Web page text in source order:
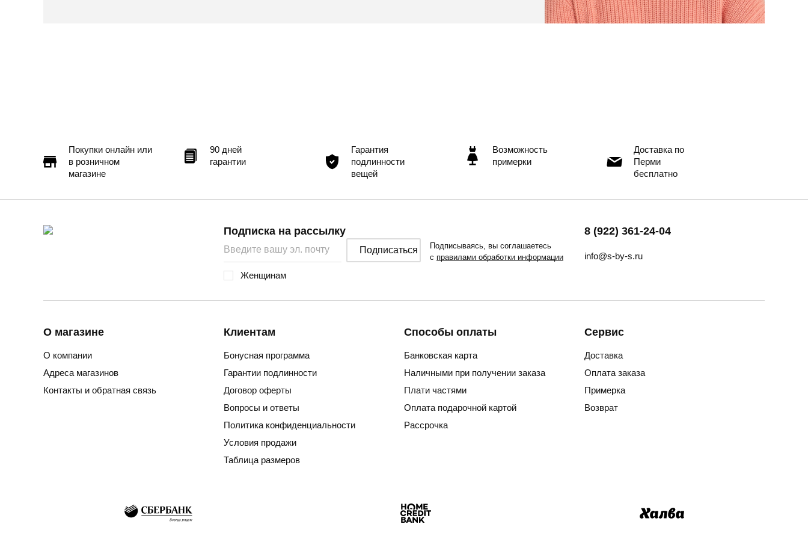
Покупки онлайн или
в розничном
магазине
90 дней
гарантии
Гарантия
подлинности
вещей
Возможность
примерки
Доставка по
Перми
бесплатно
8 (922) 361-24-04
info@s-by-s.ru
Подписка на рассылку
Подписаться
Подписываясь, вы соглашаетесь
с правилами обработки информации
Женщинам
О магазине
О компании
Адреса магазинов
Контакты и обратная связь
Клиентам
Бонусная программа
Гарантии подлинности
Договор оферты
Вопросы и ответы
Политика конфиденциальности
Условия продажи
Таблица размеров
Способы оплаты
Банковская карта
Наличными при получении заказа
Плати частями
Оплата подарочной картой
Рассрочка
Сервис
Доставка
Оплата заказа
Примерка
Возврат